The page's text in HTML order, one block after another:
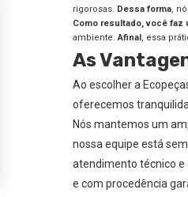
rigorosas. Dessa forma,
Como resultado, você faz
ambiente.Afinal, essa
As
Ao escolher a
oferecemos
Nós mantemos um
nossa equipe está
atendimento técnico e
e com procedência